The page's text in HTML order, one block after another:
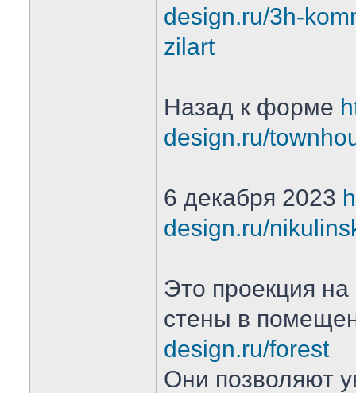
design.ru/3h-
zilart
Назад к форме
design.ru/
6 декабря 2023
design.ru/
Это проекция на
стены в
design.ru/forest
Они позволяют